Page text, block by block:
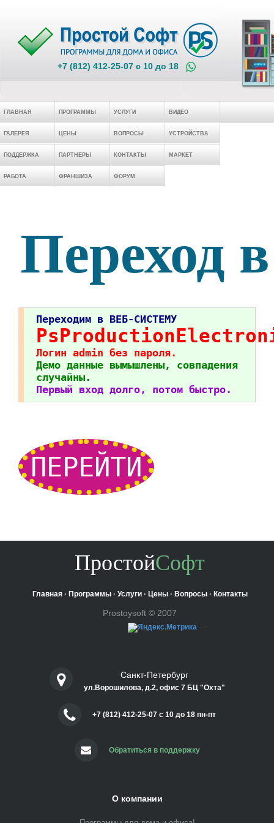
+7 (812) 412-25-07 c 10 до 18
ГЛАВНАЯ ПРОГРАММЫ УСЛУГИ ВИДЕО
ГАЛЕРЕЯ ЦЕНЫ ВОПРОСЫ УСТРОЙСТВА
ПОДДЕРЖКА ПАРТНЕРЫ КОНТАКТЫ МАРКЕТ
РАБОТА ФРАНШИЗА ФОРУМ
Переход
Переходим в ВЕБ-СИСТЕМУ
Логин admin без пароля.
Демо данные вымышлены, совпадения
случайны.
Первый вход долго, потом быстро.
ПЕРЕЙТИ
ПростойСофт
Главная· Программы· Услуги· Цены· Вопросы· Контакты
Prostoysoft © 2007
Санкт-Петербург
ул.Ворошилова, д.2, офис 7 БЦ "Охта"
+7 (812) 412-25-07 c 10 до 18 пн-пт
Обратиться в поддержку
О компании